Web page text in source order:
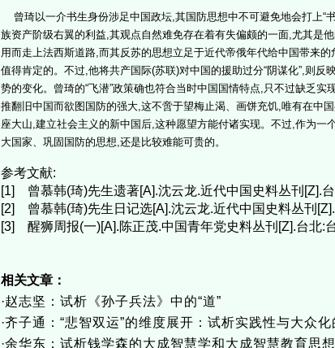
曾琦以一介书生身份涉足中国政坛,其国防思想中不可避免地会打上“
族资产阶级右翼的利益,其观点自然难免存在着有失偏颇的一面,尤其是
用而走上法西斯道路,而其反苏的思想立足于近代帝俄年代给中国带来
值得肯定的。不过,他将共产国际(苏联)对中国的援助过分“阴谋化”,则
势的变化。曾琦的“飞潜”政策确也符合当时中国国情特点,只不过缺乏
推翻旧中国而欲图国防的强大,这不啻于望梅止渴、画饼充饥,唯有在中
座大山,建立社会主义的新中国后,这种愿望方能付诸实现。不过,作为一
大国家、巩固国防的思想,还是比较难能可贵的。
参考文献:
[1] 曾慕韩(琦)先生遗著[A].沈云龙.近代中国史料丛刊[Z].
[2] 曾慕韩(琦)先生日记选[A].沈云龙.近代中国史料丛刊
[3] 醒狮周报(一)[A].陈正茂.中国青年党史料丛刊[Z].台北:
相关文章：
·赵志坚：试析《孙子兵法》中的“道”
·齐子通：“悲智双运”的维度展开：试析实践性与大众化
·余华东：试析钱学森的大成智慧学和大成智慧教育思想